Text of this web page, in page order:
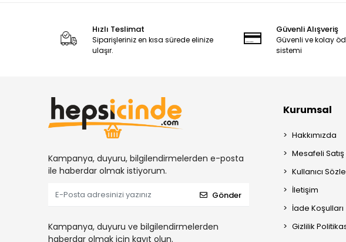
Hızlı Teslimat
Siparişleriniz en kısa sürede elinize
ulaşır.
Güvenli Alışveriş
Güvenli ve kolay
sistemi
Kampanya, duyuru, bilgilendirmelerden e-posta
ile haberdar olmak istiyorum.
Gönder
Kampanya, duyuru ve bilgilendirmelerden
haberdar olmak için kayıt olun.
Kurumsal
Hakkımızda
Mesafeli
Kullanıcı
İletişim
İade Koşulları
Gizlilik